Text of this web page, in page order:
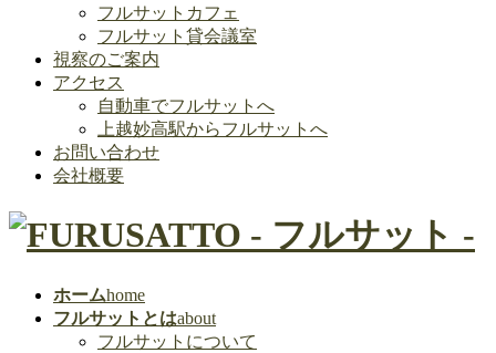
フルサットカフェ
フルサット貸会議室
視察のご案内
アクセス
自動車でフルサットへ
上越妙高駅からフルサットへ
お問い合わせ
会社概要
ホームhome
フルサットとはabout
フルサットについて